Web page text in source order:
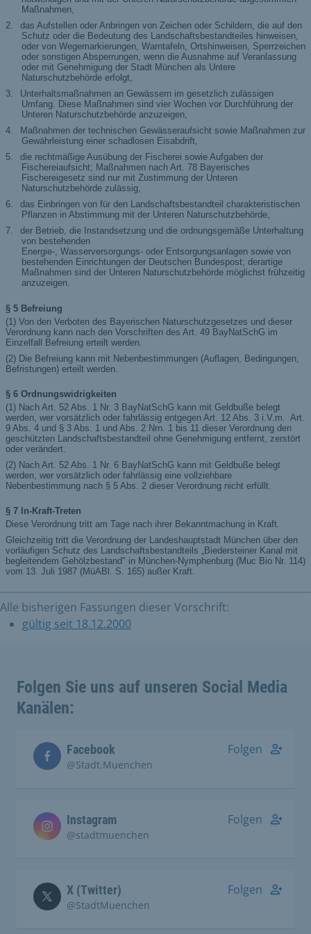
Alle bisherigen Fassungen dieser Vorschrift:
gültig seit 18.12.2000
Folgen Sie uns auf unseren Social Media
Kanälen:
Facebook
@Stadt.Muenchen
Folgen
Instagram
@stadtmuenchen
Folgen
X (Twitter)
@StadtMuenchen
Folgen